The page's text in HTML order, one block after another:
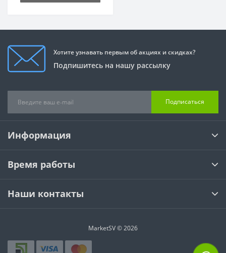
Хотите узнавать первым об акциях и скидках?
Подпишитесь на нашу рассылку
Подписаться
Информация
Время работы
Наши контакты
MarketSV © 2026